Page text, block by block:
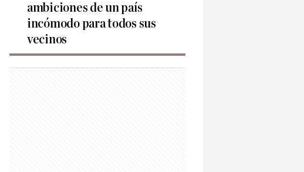
ambiciones de un país
incómodo para todos sus
vecinos